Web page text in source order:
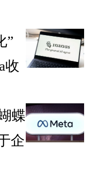
”
收
蝶
企